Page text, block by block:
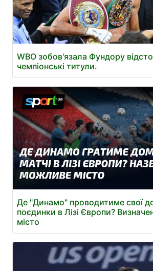
WBO зобов'язала Фундору
чемпіонські титули.
Де "Динамо" проводитиме свої
поєдинки в Лізі Європи?
місто